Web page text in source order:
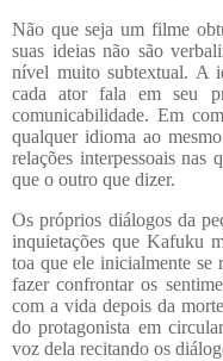
Não que seja um filme
suas ideias não são
nível muito subtextual. A
cada ator fala em seu
comunicabilidade. Em
qualquer idioma ao
relações interpessoais nas
que o outro que dizer.
Os próprios diálogos da
inquietações que Kafuku
toa que ele inicialmente se
fazer confrontar os
com a vida depois da
do protagonista em
voz dela recitando os